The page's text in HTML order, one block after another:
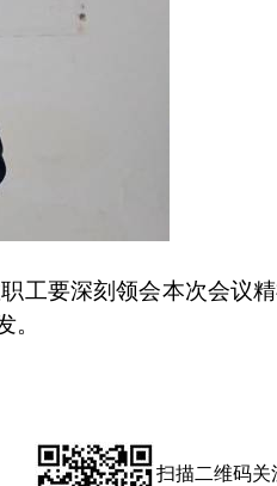
工要深刻领会本次会议
。
扫描二维码关